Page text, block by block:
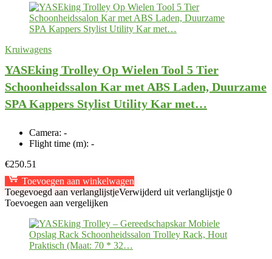
Kruiwagens
YASEking Trolley Op Wielen Tool 5 Tier
Schoonheidssalon Kar met ABS Laden, Duurzame
SPA Kappers Stylist Utility Kar met…
Camera: -
Flight time (m): -
€250.51
Toevoegen aan winkelwagen
Toegevoegd aan verlanglijstjeVerwijderd uit verlanglijstje 0
Toevoegen aan vergelijken